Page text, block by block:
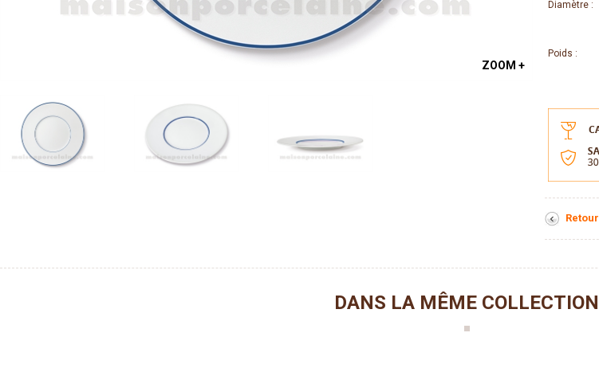
ZOOM +
Diamètre :
Poids :
Retour
DANS LA MÊME COLLECTION